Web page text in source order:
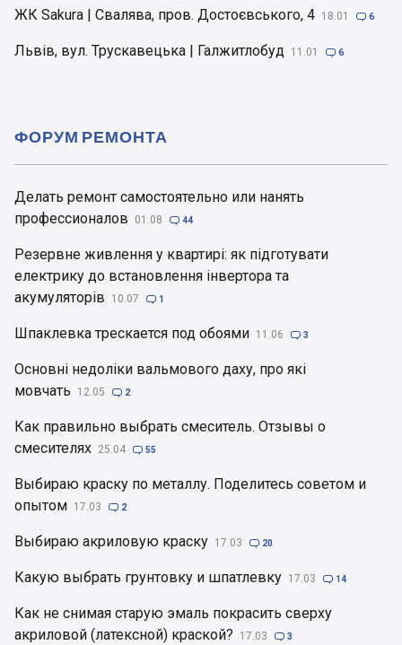
ЖК Sakura | Свалява, пров. Достоєвського, 4 18.01  6
Львів, вул. Трускавецька | Галжитлобуд 11.01  6
Делать ремонт самостоятельно или нанять
профессионалов
01.08  44
Резервне живлення у квартирі: як підготувати
електрику до встановлення інвертора та
акумуляторів
10.07  1
Шпаклевка трескается под обоями 11.06  3
Основні недоліки вальмового даху, про які
мовчать
12.05  2
Как правильно выбрать смеситель. Отзывы о
смесителях 25.04  55
Выбираю краску по металлу. Поделитесь советом и
опытом 17.03  2
Выбираю акриловую краску 17.03  20
Какую выбрать грунтовку и шпатлевку 17.03  14
Как не снимая старую эмаль покрасить сверху
акриловой (латексной) краской?
17.03  3
ФОРУМ РЕМОНТА